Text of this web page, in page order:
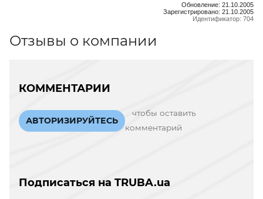
Обновление: 21.10.2005
Зарегистрировано: 21.10.2005
Идентификатор: 704
Отзывы о компании
КОММЕНТАРИИ
АВТОРИЗИРУЙТЕСЬ
чтобы оставить
комментарий
Подписаться на TRUBA.ua